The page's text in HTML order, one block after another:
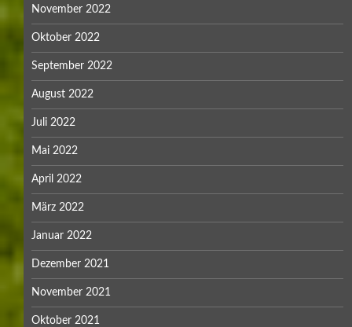
November 2022
Oktober 2022
September 2022
August 2022
Juli 2022
Mai 2022
April 2022
März 2022
Januar 2022
Dezember 2021
November 2021
Oktober 2021